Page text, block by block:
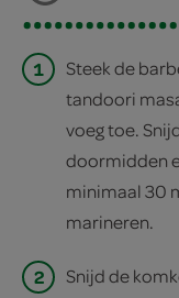
1
Steek de
tandoori
voeg toe.
doormidden
minimaal 30
marineren.
2
Snijd de